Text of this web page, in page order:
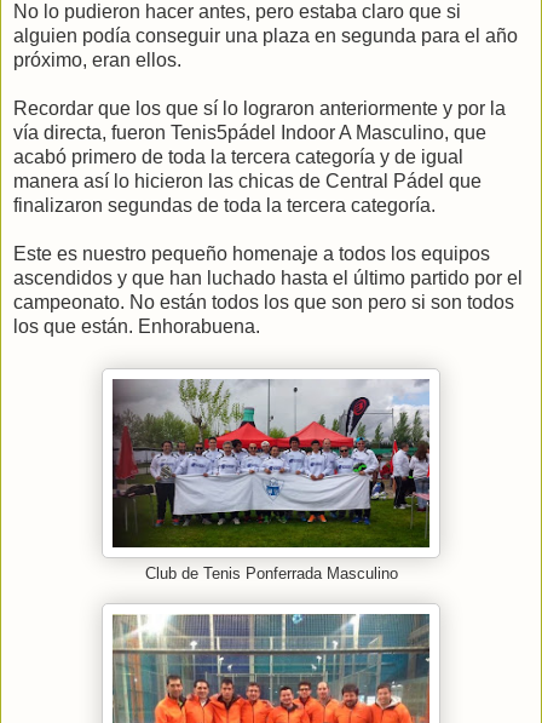
No lo pudieron hacer antes, pero estaba claro que si
alguien podía conseguir una plaza en segunda para el año
próximo, eran ellos.
Recordar que los que sí lo lograron anteriormente y por la
vía directa, fueron Tenis5pádel Indoor A Masculino, que
acabó primero de toda la tercera categoría y de igual
manera así lo hicieron las chicas de Central Pádel que
finalizaron segundas de toda la tercera categoría.
Este es nuestro pequeño homenaje a todos los equipos
ascendidos y que han luchado hasta el último partido por el
campeonato. No están todos los que son pero si son todos
los que están. Enhorabuena.
Club de Tenis Ponferrada Masculino